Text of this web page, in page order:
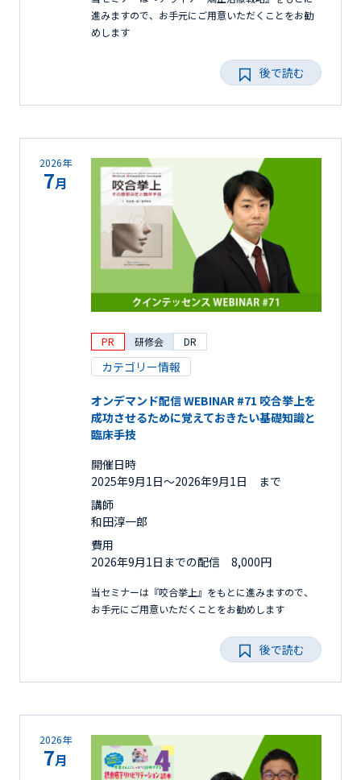
進みますので、お手元にご用意いただくことをお勧
めします
後で読む
2026年
7月
PR 研修会 DR
カテゴリー情報
オンデマンド配信 WEBINAR #71 咬合挙上を
成功させるために覚えておきたい基礎知識と
臨床手技
開催日時
2025年9月1日〜2026年9月1日 まで
講師
和田淳一郎
費用
2026年9月1日までの配信 8,000円
当セミナーは『咬合挙上』をもとに進みますので、
お手元にご用意いただくことをお勧めします
後で読む
2026年
7月